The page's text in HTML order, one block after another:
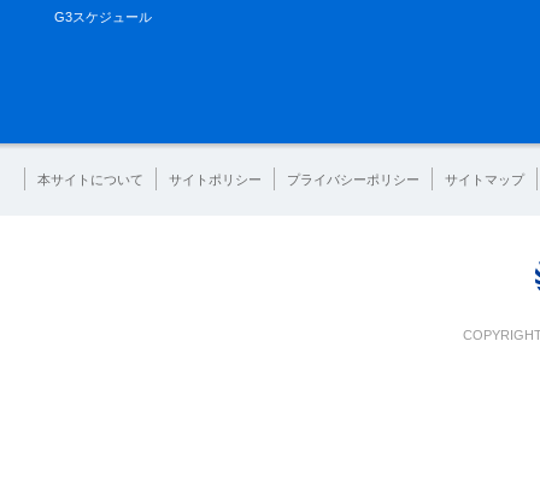
G3スケジュール
本サイトについて サイトポリシー プライバシーポリシー サイトマップ